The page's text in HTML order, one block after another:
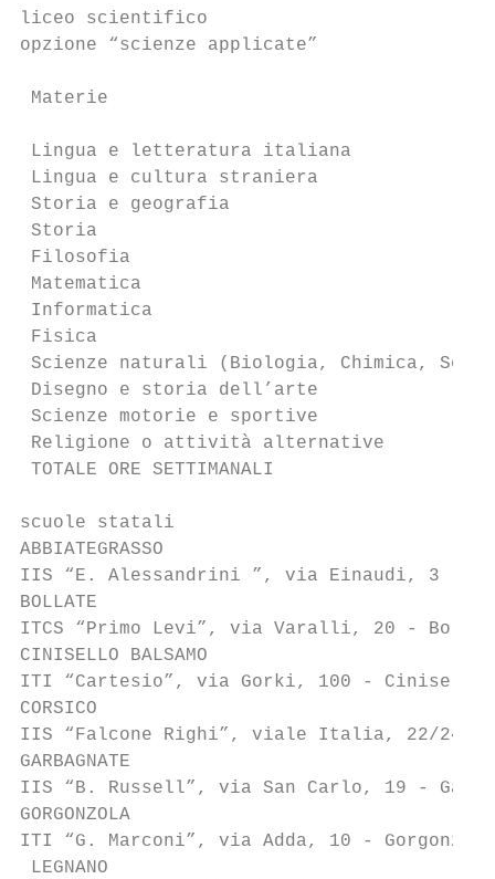
liceo scientifico
opzione “scienze applicate”
Materie
Lingua e letteratura italiana
Lingua e cultura straniera
Storia e geografia
Storia
Filosofia
Matematica
Informatica
Fisica
Scienze naturali (Biologia,
Disegno e storia dell’arte
Scienze motorie e sportive
Religione o attività alternative
TOTALE ORE SETTIMANALI
scuole statali
ABBIATEGRASSO
IIS “E. Alessandrini ”, via Einaudi, 3 -
BOLLATE
ITCS “Primo Levi”, via Varalli, 20 -
CINISELLO BALSAMO
ITI “Cartesio”, via Gorki, 100 - Cinisello
CORSICO
IIS “Falcone Righi”, viale Italia, 22/24 -
GARBAGNATE
IIS “B. Russell”, via San Carlo, 19 -
GORGONZOLA
ITI “G. Marconi”, via Adda, 10 -
LEGNANO